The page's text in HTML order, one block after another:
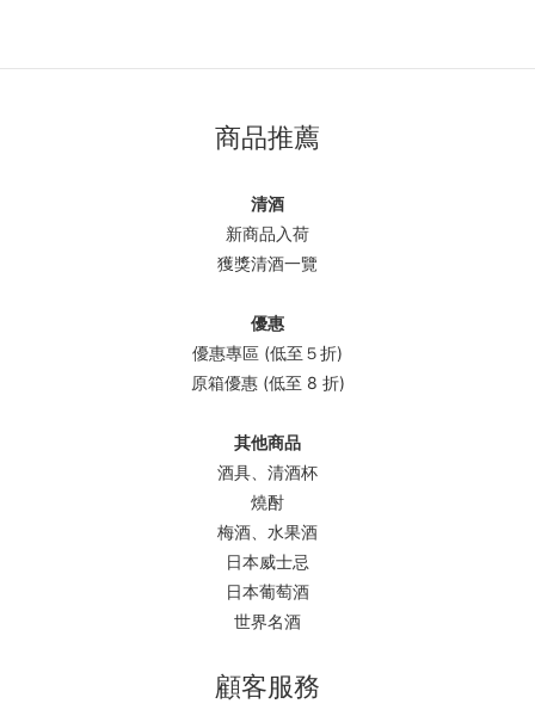
商品推薦
清酒
新商品入荷
獲獎清酒一覽
優惠
優惠專區 (低至５折)
原箱優惠 (低至 8 折)
其他商品
酒具、清酒杯
燒酎
梅酒、水果酒
日本威士忌
日本葡萄酒
世界名酒
顧客服務